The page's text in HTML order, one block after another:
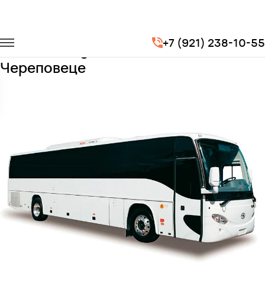
+7 (921) 238-10-55
Higer
Заказать Higer с водителем в
Череповеце